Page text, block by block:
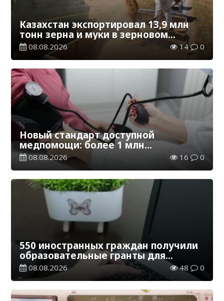
Казахстан экспортировал 13,9 млн
тонн зерна и муки в зерновом
эквиваленте
08.08.2026 14 0
Новый стандарт доступной
медпомощи: более 1 млн
казахстанцев получили
телемедицинские услуги
08.08.2026 16 0
550 иностранных граждан получили
образовательные гранты для
обучения в Казахстане
08.08.2026 48 0